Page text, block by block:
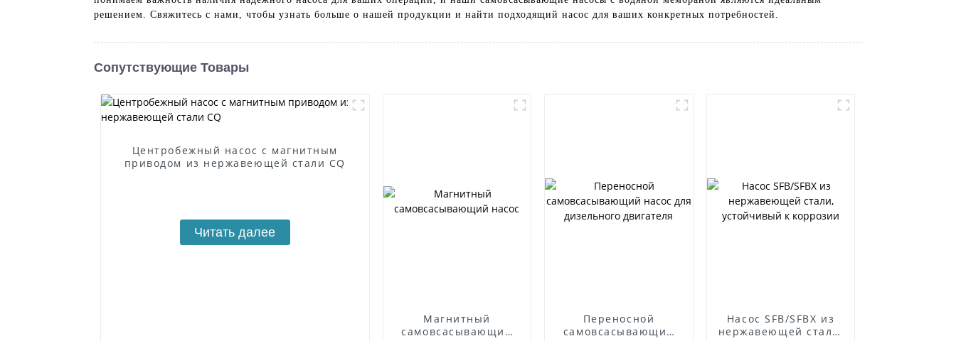
решением. Свяжитесь с нами, чтобы узнать больше о нашей продукции и найти подходящий насос для ваших конкретных потребностей.
Сопутствующие Товары
Центробежный насос с магнитным
приводом из нержавеющей стали CQ
Читать далее
Магнитный
самовсасывающий
Переносной
самовсасывающий
Насос SFB/SFBX из
нержавеющей стали,